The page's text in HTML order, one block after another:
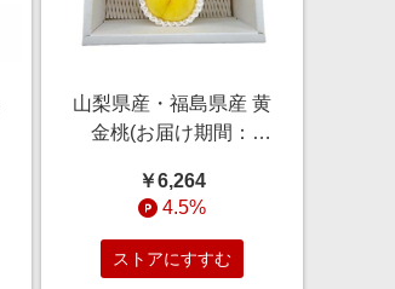
山梨県産・福島県産 黄
金桃(お届け期間：
もの・お中元】 果物・
野菜
￥6,264
4.5%
ストアにすすむ